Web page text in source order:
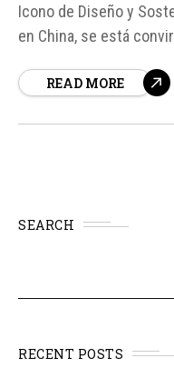
Icono de Diseño y
en China, se está
del Hangzhou Prism,
READ MORE
SEARCH
RECENT POSTS